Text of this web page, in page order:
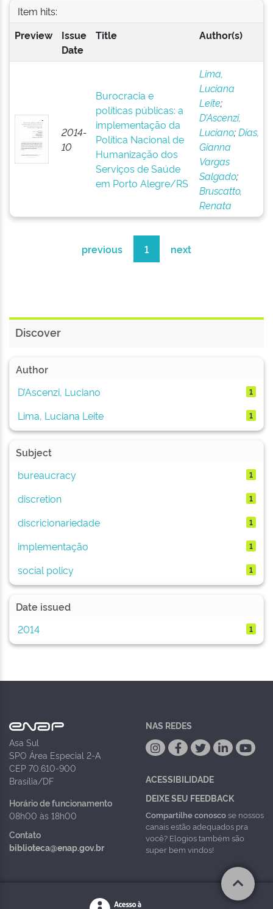
Item hits:
Preview
Issue
Date
Title Author(s)
2014-
10
Burocracia e
políticas públicas: a
implementação da
Política Nacional de
Humanização dos
Serviços de Saúde
em Porto Alegre/RS
Lima,
Luciana
Leite;
D’Ascenzi,
Luciano;Dias,
Gianna
Vargas
Salgado;
Bruscatto,
Renata
previous 1 next
Discover
Author
D’Ascenzi, Luciano
1
Lima, Luciana Leite 1
Subject
bureaucracy
1
discretion 1
discricionariedade 1
implementação 1
social policy 1
Date issued
2014
1
Asa Sul
SPO Área Especial 2-A
CEP 70.610-900
Brasília/DF
Horário de funcionamento
08h00 às 18h00
Contato
biblioteca@enap.gov.br
NAS REDES
ACESSIBILIDADE
DEIXE SEU FEEDBACK
Compartilhe conoscose nossos
canais estão adequados pra
você? Elogios também são
super bem vindos!